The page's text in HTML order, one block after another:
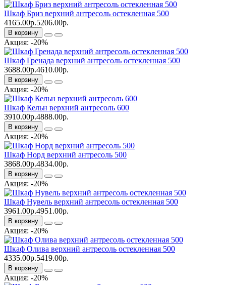
Шкаф Бриз верхний антресоль остекленная 500
4165.00р.5206.00р.
В корзину
Акция: -20%
Шкаф Гренада верхний антресоль остекленная 500
3688.00р.4610.00р.
В корзину
Акция: -20%
Шкаф Кельн верхний антресоль 600
3910.00р.4888.00р.
В корзину
Акция: -20%
Шкаф Норд верхний антресоль 500
3868.00р.4834.00р.
В корзину
Акция: -20%
Шкаф Нувель верхний антресоль остекленная 500
3961.00р.4951.00р.
В корзину
Акция: -20%
Шкаф Олива верхний антресоль остекленная 500
4335.00р.5419.00р.
В корзину
Акция: -20%